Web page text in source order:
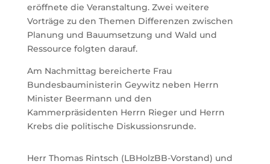
eröffnete die Veranstaltung. Zwei weitere
Vorträge zu den Themen Differenzen zwischen
Planung und Bauumsetzung und Wald und
Ressource folgten darauf.
Am Nachmittag bereicherte Frau
Bundesbauministerin Geywitz neben Herrn
Minister Beermann und den
Kammerpräsidenten Herrn Rieger und Herrn
Krebs die politische Diskussionsrunde.
Herr Thomas Rintsch (LBHolzBB-Vorstand) und